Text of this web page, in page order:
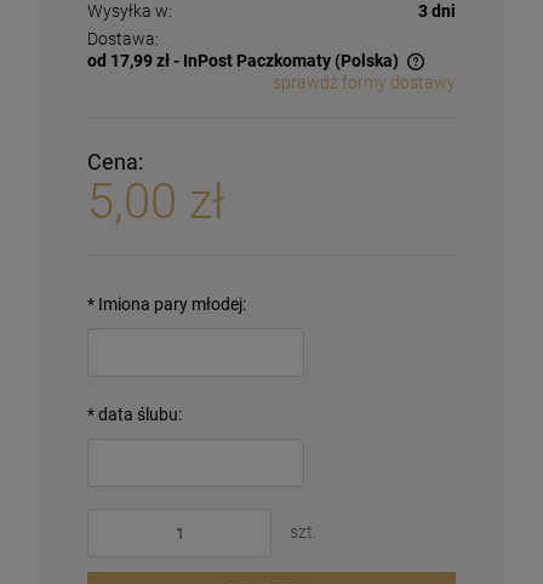
Wysyłka w:
3 dni
Dostawa:
od 17,99 zł- InPost Paczkomaty (Polska)
sprawdź formy dostawy
Cena:
5,00 zł
* Imiona pary młodej:
*data ślubu:
szt.